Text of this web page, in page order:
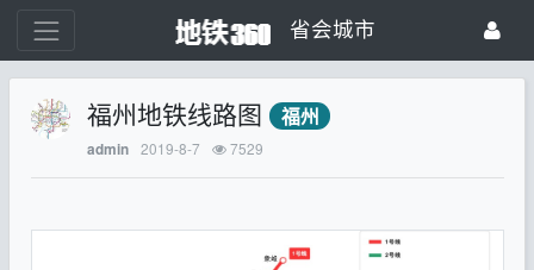
省会城市
福州地铁线路图 福州
admin 2019-8-7 7529